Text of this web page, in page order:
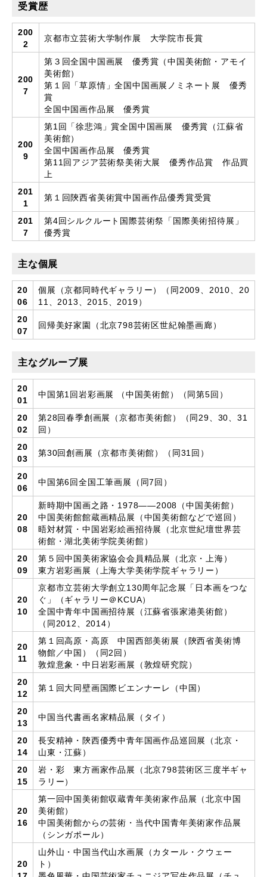
受賞歴
200
2
京都市立芸術大学制作展 大学院市長賞
200
7
第３回全国中国画展 優秀賞（中国美術館・アモイ
美術館）
第１回「草原情」全国中国画展ノミネート展 優秀
賞
全国中国画作品展 優秀賞
200
9
第1回「徐悲鴻」賞全国中国画展 優秀賞（江蘇省
美術館）
全国中国画作品展 優秀賞
第11回アジア芸術祭美術大展 優秀作品賞 作品買
上
201
1
第１回陝西省美術賞中国画作品優秀賞受賞
201
7
第4回シルクルート国際芸術祭「国際美術招待展」
優秀賞
主な個展
20
06
個展（京都同時代ギャラリー）（同2009、2010、20
11、2013、2015、2019）
20
07
回帰美好家園（北京798芸術区世紀翰墨画廊）
主なグループ展
20
01
中国第1回岩彩画展 （中国美術館）（同第5回）
20
02
第28回春季創画展（京都市美術館）（同29、30、31
回）
20
03
第30回創画展（京都市美術館）（同31回）
20
06
中国第6回全国工筆画展（同7回）
20
08
新時期中国画之路・1978――2008（中国美術館）
中国美術館館蔵画精品展（中国美術館などで巡回）
晤対材質・中国岩彩絵画招待展（北京世紀壇世界芸
術館・湖北美術学院美術館）
20
09
第５回中国美術家協会会員精品展（北京・上海）
東方岩彩画展（上海大学美術学院ギャラリー）
20
10
京都市立芸術大学創立130周年記念展「日本画をつな
ぐ」（ギャラリー＠KCUA）
全国中青年中国画招待展（江蘇省張家港美術館）
（同2012、2014）
20
11
第１回高原・高原 中国西部美術展（陝西省美術博
物館／中国）（同2回）
敦煌意象・中日岩彩画展（敦煌研究院）
20
12
第１回大同壁画国際ビエンナーレ（中国）
20
13
中国当代書画名家精品展（タイ）
20
14
長安精神・陝西優秀中青年国画作品巡回展（北京・
山東・江蘇）
20
15
岩・彩 東方画家作品展（北京798芸術区三度半ギャ
ラリー）
20
16
第一回中国美術館収蔵青年美術家作品展（北京中国
美術館）
中国美術館からの芸術・当代中国青年美術家作品展
（シンガポール）
20
山外山・中国当代山水画展（カタール・クウェー
ト）